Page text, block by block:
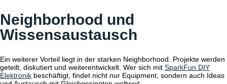
Neighborhood und
Wissensaustausch
Ein weiterer Vorteil liegt in der starken Neighborhood. Projekte werden
geteilt, diskutiert und weiterentwickelt. Wer sich mit SparkFun DIY
Elektronik beschäftigt, findet nicht nur Equipment, sondern auch Ideas